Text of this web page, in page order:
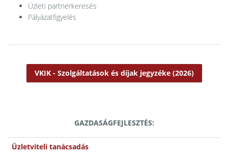
Üzleti partnerkeresés
Pályázatfigyelés
VKIK - Szolgáltatások és díjak jegyzéke (2026)
GAZDASÁGFEJLESZTÉS:
Üzletviteli tanácsadás